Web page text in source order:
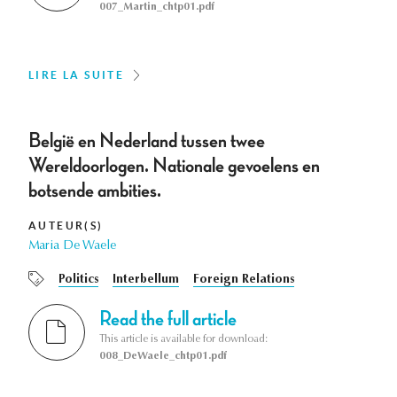
007_Martin_chtp01.pdf
LIRE LA SUITE
België en Nederland tussen twee
Wereldoorlogen. Nationale gevoelens en
botsende ambities.
AUTEUR(S)
Maria De Waele
Politics Interbellum Foreign Relations
Read the full article
This article is available for download:
008_DeWaele_chtp01.pdf